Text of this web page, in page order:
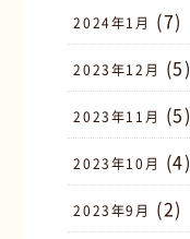
2024年1月 (7)
2023年12月 (5)
2023年11月 (5)
2023年10月 (4)
2023年9月 (2)